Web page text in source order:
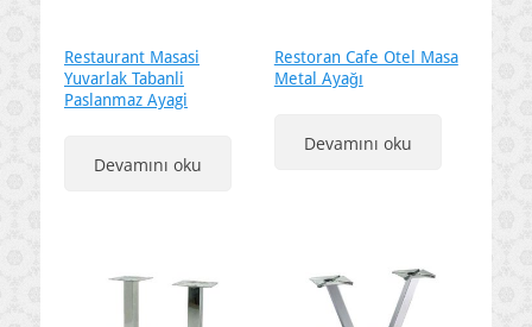
Restaurant Masasi
Yuvarlak Tabanli
Paslanmaz Ayagi
Devamını oku
Restoran Cafe Otel Masa
Metal Ayağı
Devamını oku